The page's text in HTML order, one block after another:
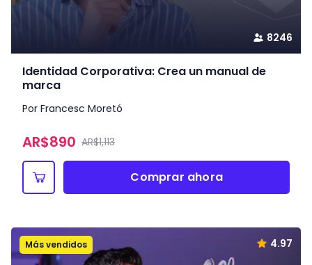
8246
Identidad Corporativa: Crea un manual de
marca
Por Francesc Moretó
AR$890 AR$1,113
Comprar ahora
Más vendidos 4.97